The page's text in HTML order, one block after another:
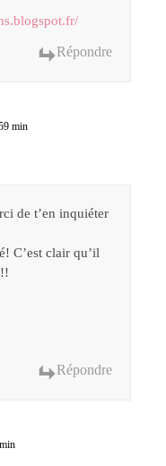
Répondre
min
de t’en inquiéter
C’est clair qu’il
Répondre